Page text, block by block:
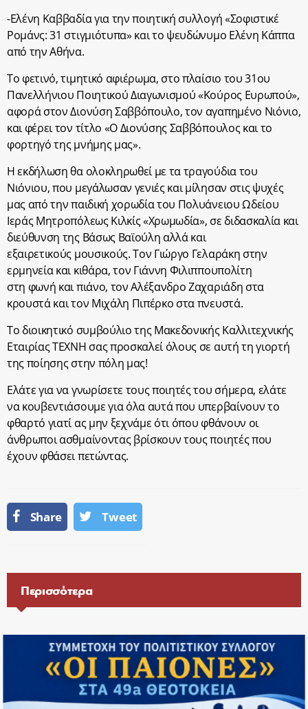
-Ελένη Καββαδία για την ποιητική συλλογή «Σοφιστικέ
Ρομάνς: 31 στιγμιότυπα» και το ψευδώνυμο Ελένη Κάππα
από την Αθήνα.
Το φετινό, τιμητικό αφιέρωμα, στο πλαίσιο του 31ου
Πανελλήνιου Ποιητικού Διαγωνισμού «Κούρος Ευρωπού»,
αφορά στον Διονύση Σαββόπουλο, τον αγαπημένο Νιόνιο,
και φέρει τον τίτλο «Ο Διονύσης Σαββόπουλος και το
φορτηγό της μνήμης μας».
Η εκδήλωση θα ολοκληρωθεί με τα τραγούδια του
Νιόνιου, που μεγάλωσαν γενιές και μίλησαν στις ψυχές
μας από την παιδική χορωδία του Πολυάνειου Ωδείου
Ιεράς Μητροπόλεως Κιλκίς «Χρωμωδία», σε διδασκαλία και
διεύθυνση της Βάσως Βαϊούλη αλλά και
εξαιρετικούς μουσικούς. Τον Γιώργο Γελαράκη στην
ερμηνεία και κιθάρα, τον Γιάννη Φιλιππουπολίτη
στη φωνή και πιάνο, τον Αλέξανδρο Ζαχαριάδη στα
κρουστά και τον Μιχάλη Πιπέρκο στα πνευστά.
Το διοικητικό συμβούλιο της Μακεδονικής Καλλιτεχνικής
Εταιρίας ΤΕΧΝΗ σας προσκαλεί όλους σε αυτή τη γιορτή
της ποίησης στην πόλη μας!
Ελάτε για να γνωρίσετε τους ποιητές του σήμερα, ελάτε
να κουβεντιάσουμε για όλα αυτά που υπερβαίνουν το
φθαρτό γιατί ας μην ξεχνάμε ότι όπου φθάνουν οι
άνθρωποι ασθμαίνοντας βρίσκουν τους ποιητές που
έχουν φθάσει πετώντας.
Share Tweet
Περισσότερα